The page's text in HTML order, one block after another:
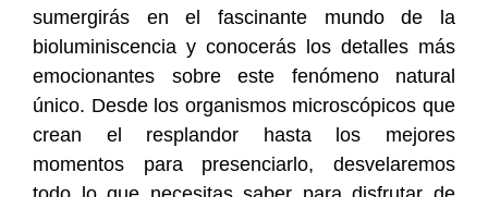
sumergirás en el fascinante mundo de la
bioluminiscencia y conocerás los detalles más
emocionantes sobre este fenómeno natural
único. Desde los organismos microscópicos que
crean el resplandor hasta los mejores
momentos para presenciarlo, desvelaremos